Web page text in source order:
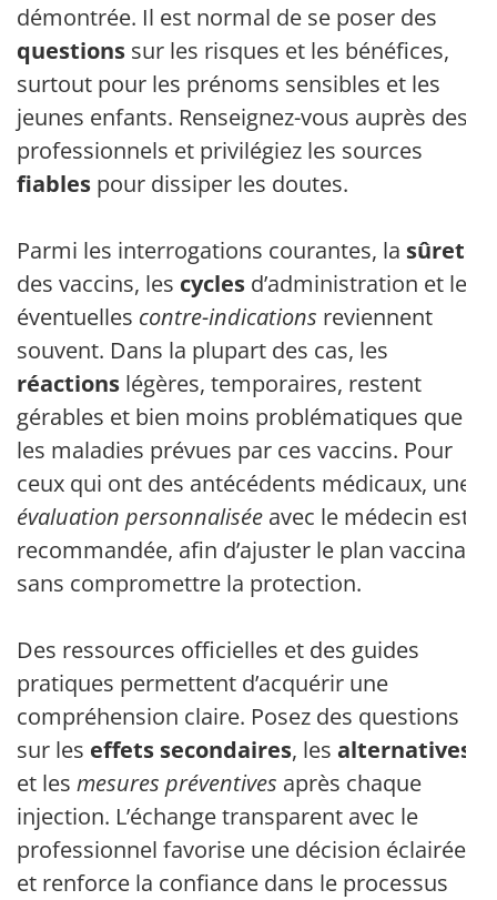
démontrée. Il est normal de se poser des
questions sur les risques et les bénéfices,
surtout pour les prénoms sensibles et les
jeunes enfants. Renseignez-vous auprès des
professionnels et privilégiez les sources
fiables pour dissiper les doutes.
Parmi les interrogations courantes, la sûreté
des vaccins, les cycles d’administration et les
éventuelles contre-indications reviennent
souvent. Dans la plupart des cas, les
réactions légères, temporaires, restent
gérables et bien moins problématiques que
les maladies prévues par ces vaccins. Pour
ceux qui ont des antécédents médicaux, une
évaluation personnalisée avec le médecin est
recommandée, afin d’ajuster le plan vaccinal
sans compromettre la protection.
Des ressources officielles et des guides
pratiques permettent d’acquérir une
compréhension claire. Posez des questions
sur les effets secondaires, les alternatives
et les mesures préventives après chaque
injection. L’échange transparent avec le
professionnel favorise une décision éclairée
et renforce la confiance dans le processus